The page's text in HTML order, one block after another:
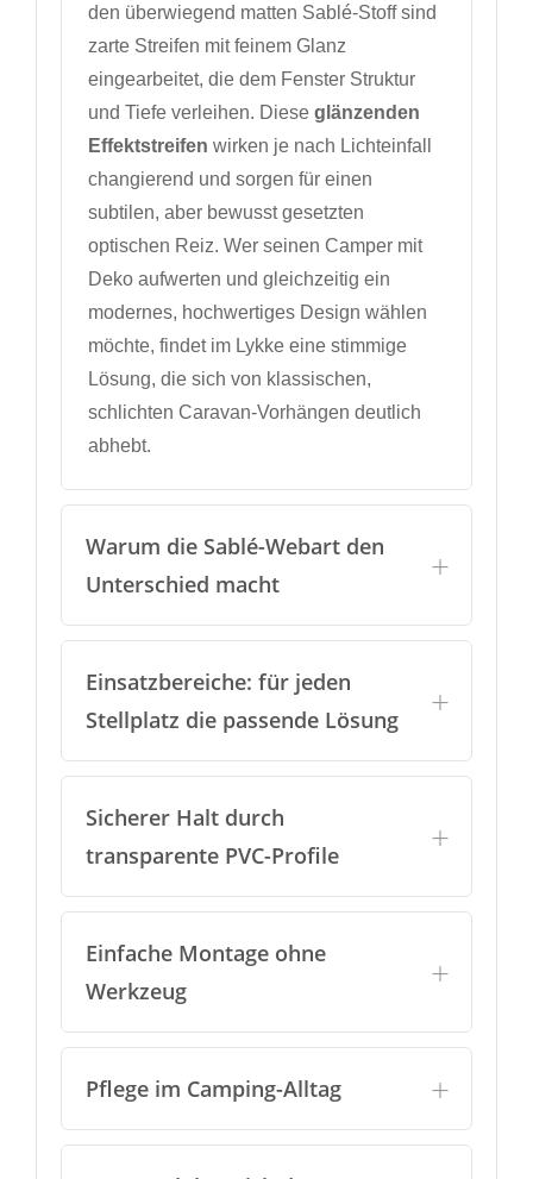
den überwiegend matten Sablé-Stoff sind
zarte Streifen mit feinem Glanz
eingearbeitet, die dem Fenster Struktur
und Tiefe verleihen. Diese glänzenden
Effektstreifen wirken je nach Lichteinfall
changierend und sorgen für einen
subtilen, aber bewusst gesetzten
optischen Reiz. Wer seinen Camper mit
Deko aufwerten und gleichzeitig ein
modernes, hochwertiges Design wählen
möchte, findet im Lykke eine stimmige
Lösung, die sich von klassischen,
schlichten Caravan-Vorhängen deutlich
abhebt.
Warum die Sablé-Webart den
Unterschied macht
Einsatzbereiche: für jeden
Stellplatz die passende Lösung
Sicherer Halt durch
transparente PVC-Profile
Einfache Montage ohne
Werkzeug
Pflege im Camping-Alltag
WUNSCHLISTE ERSTELLEN
ANMELDEN